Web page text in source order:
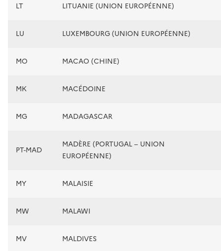
LT LITUANIE (UNION EUROPÉENNE)
LU LUXEMBOURG (UNION EUROPÉENNE)
MO MACAO (CHINE)
MK MACÉDOINE
MG MADAGASCAR
PT-MAD
MADÈRE (PORTUGAL – UNION
EUROPÉENNE)
MY MALAISIE
MW MALAWI
MV MALDIVES